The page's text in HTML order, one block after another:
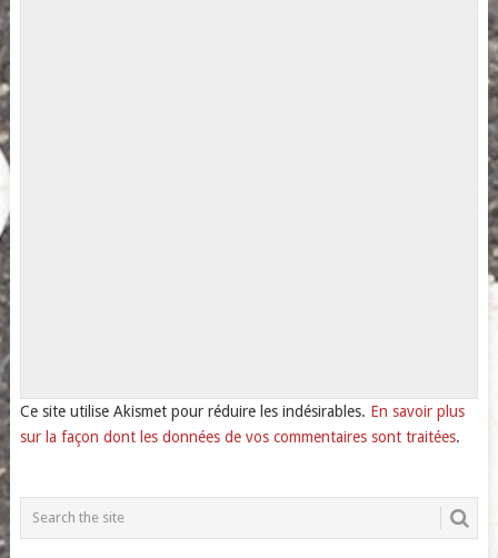
Ce site utilise Akismet pour réduire les indésirables. En savoir plus
sur la façon dont les données de vos commentaires sont traitées.